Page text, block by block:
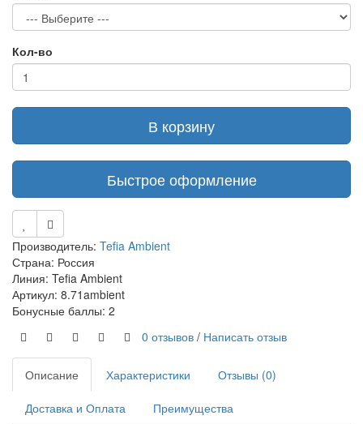
Кол-во
В корзину
Быстрое оформление
Производитель: Tefia Ambient
Страна: Россия
Линия: Tefia Ambient
Артикул: 8.71ambient
Бонусные баллы: 2
0 отзывов / Написать отзыв
Описание Характеристики Отзывы (0)
Доставка и Оплата
Преимущества